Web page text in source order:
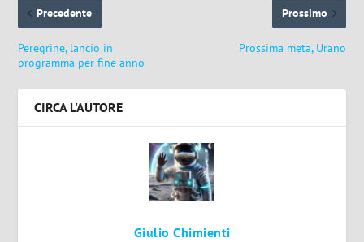
Precedente
Peregrine, lancio in
programma per fine anno
Prossimo
Prossima meta, Urano
CIRCA L'AUTORE
Giulio Chimienti